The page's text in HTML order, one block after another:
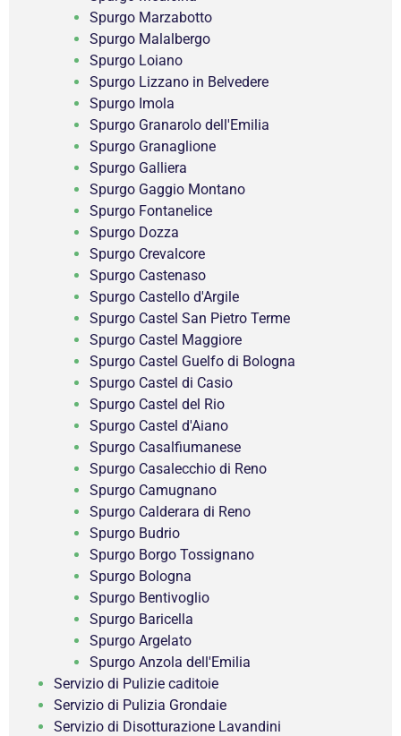
Spurgo Marzabotto
Spurgo Malalbergo
Spurgo Loiano
Spurgo Lizzano in Belvedere
Spurgo Imola
Spurgo Granarolo dell'Emilia
Spurgo Granaglione
Spurgo Galliera
Spurgo Gaggio Montano
Spurgo Fontanelice
Spurgo Dozza
Spurgo Crevalcore
Spurgo Castenaso
Spurgo Castello d'Argile
Spurgo Castel San Pietro Terme
Spurgo Castel Maggiore
Spurgo Castel Guelfo di Bologna
Spurgo Castel di Casio
Spurgo Castel del Rio
Spurgo Castel d'Aiano
Spurgo Casalfiumanese
Spurgo Casalecchio di Reno
Spurgo Camugnano
Spurgo Calderara di Reno
Spurgo Budrio
Spurgo Borgo Tossignano
Spurgo Bologna
Spurgo Bentivoglio
Spurgo Baricella
Spurgo Argelato
Spurgo Anzola dell'Emilia
Servizio di Pulizie caditoie
Servizio di Pulizia Grondaie
Servizio di Disotturazione Lavandini